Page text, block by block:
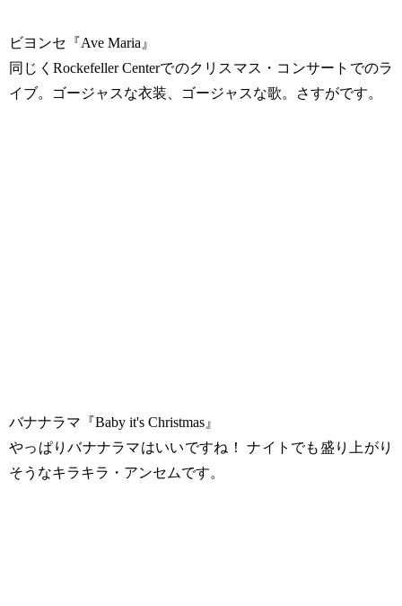
ビヨンセ『Ave Maria』
同じく‪Rockefeller Center‬でのクリスマス・コンサートでのラ
イブ。ゴージャスな衣装、ゴージャスな歌。さすがです。
バナナラマ『Baby it's Christmas』
やっぱりバナナラマはいいですね！ ナイトでも盛り上がり
そうなキラキラ・アンセムです。